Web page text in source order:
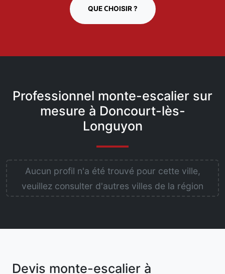
QUE CHOISIR ?
Professionnel monte-escalier sur
mesure à Doncourt-lès-
Longuyon
Aucun profil n'a été trouvé pour cette ville,
veuillez consulter d'autres villes de la région
Devis monte-escalier à